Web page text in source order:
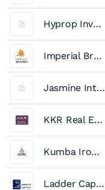
Hyprop Investments
Imperial Brands
Jasmine International Public
KKR Real Estate Finance Trust
Kumba Iron Ore
Ladder Capital Registered (A)